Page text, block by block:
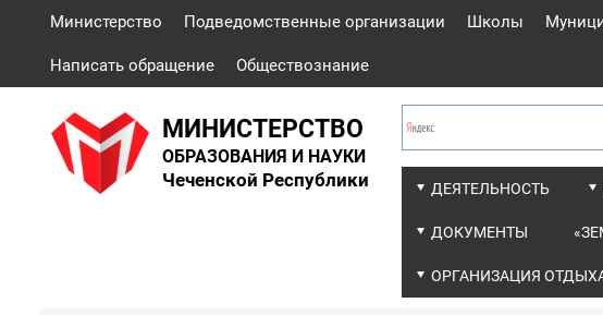
Министерство Подведомственные организации Школы
Написать обращение Обществознание
МИНИСТЕРСТВО
ОБРАЗОВАНИЯ И НАУКИ
Чеченской Республики ДЕЯТЕЛЬНОСТЬ
ДОКУМЕНТЫ
ОРГАНИЗАЦИЯ